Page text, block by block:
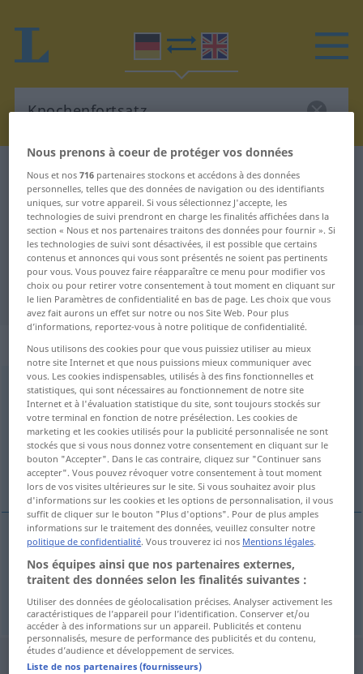
Dictionnaire Allemand-Anglais Knochenfortsatz
Traduction Allemand-Anglais de
"Knochenfortsatz"
"Knochenfortsatz" - traduction
Anglais
„Knochenfortsatz“: Maskulinum
Knochenfortsatzm
Vue d'ensemble de toutes les traductions
(Pour plus d'informations, cliquez sur/touchez la traduction)
bony process, apophysis
bony process Knochenfortsatz MED
apophysis Knochenfortsatz MED
Nous prenons à coeur de protéger vos données
Nous et nos716 partenaires stockons et accédons à des données
personnelles, telles que des données de navigation ou des identifiants
uniques, sur votre appareil. Si vous sélectionnez J'accepte, les
technologies de suivi prendront en charge les finalités affichées dans la
section « Nous et nos partenaires traitons des données pour fournir ». Si
les technologies de suivi sont désactivées, il est possible que certains
contenus et annonces qui vous sont présentés ne soient pas pertinents
pour vous. Vous pouvez faire réapparaître ce menu pour modifier vos
choix ou pour retirer votre consentement à tout moment en cliquant sur
le lien Paramètres de confidentialité en bas de page. Les choix que vous
avez fait aurons un effet sur notre ou nos Site Web. Pour plus
d’informations, reportez-vous à notre politique de confidentialité.
Nous utilisons des cookies pour que vous puissiez utiliser au mieux
notre site Internet et que nous puissions mieux communiquer avec
vous. Les cookies indispensables, utilisés à des fins fonctionnelles et
statistiques, qui sont nécessaires au fonctionnement de notre site
Internet et à l'évaluation statistique du site, sont toujours stockés sur
votre terminal en fonction de notre présélection. Les cookies de
marketing et les cookies utilisés pour la publicité personnalisée ne sont
stockés que si vous nous donnez votre consentement en cliquant sur le
bouton "Accepter". Dans le cas contraire, cliquez sur "Continuer sans
accepter". Vous pouvez révoquer votre consentement à tout moment
lors de vos visites ultérieures sur le site. Si vous souhaitez avoir plus
d'informations sur les cookies et les options de personnalisation, il vous
suffit de cliquer sur le bouton "Plus d'options". Pour de plus amples
informations sur le traitement des données, veuillez consulter notre
politique de confidentialité. Vous trouverez ici nos Mentions légales.
Nos équipes ainsi que nos partenaires externes,
traitent des données selon les finalités suivantes :
Utiliser des données de géolocalisation précises. Analyser activement les
caractéristiques de l’appareil pour l’identification. Conserver et/ou
accéder à des informations sur un appareil. Publicités et contenu
personnalisés, mesure de performance des publicités et du contenu,
études d’audience et développement de services.
Liste de nos partenaires (fournisseurs)